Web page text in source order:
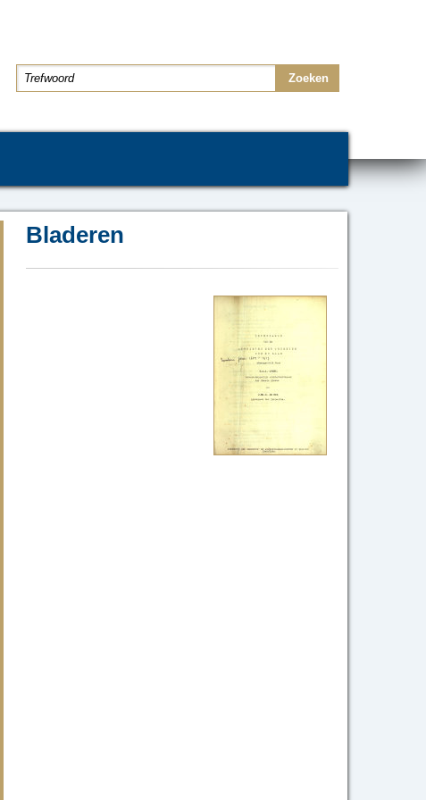
Bladeren